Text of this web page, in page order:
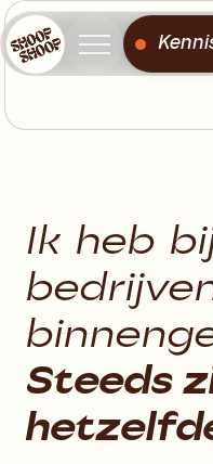
Over
Ik heb
Steeds